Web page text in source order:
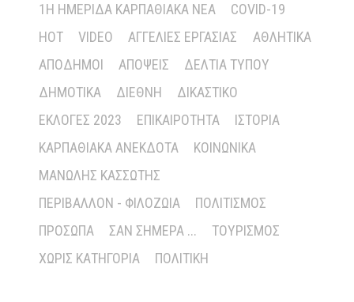
1Η ΗΜΕΡΊΔΑ ΚΑΡΠΑΘΙΑΚΆ ΝΈΑ
COVID-19
HOT
VIDEO ΑΓΓΕΛΊΕΣ ΕΡΓΑΣΊΑΣ
ΑΘΛΗΤΙΚΆ
ΑΠΌΔΗΜΟΙ
ΑΠΌΨΕΙΣ
ΔΕΛΤΊΑ ΤΎΠΟΥ
ΔΗΜΟΤΙΚΆ
ΔΙΕΘΝΉ
ΔΙΚΑΣΤΙΚΌ
ΕΚΛΟΓΈΣ 2023
ΕΠΙΚΑΙΡΌΤΗΤΑ
ΙΣΤΟΡΊΑ
ΚΑΡΠΑΘΙΑΚΆ ΑΝΈΚΔΟΤΑ
ΚΟΙΝΩΝΙΚΆ
ΜΑΝΏΛΗΣ ΚΑΣΣΏΤΗΣ
ΠΕΡΙΒΆΛΛΟΝ - ΦΙΛΟΖΩΊΑ
ΠΟΛΙΤΙΣΜΌΣ
ΠΡΌΣΩΠΑ
ΣΑΝ ΣΉΜΕΡΑ ...
ΤΟΥΡΙΣΜΌΣ
ΧΩΡΊΣ ΚΑΤΗΓΟΡΊΑ
ΠΟΛΙΤΙΚΉ